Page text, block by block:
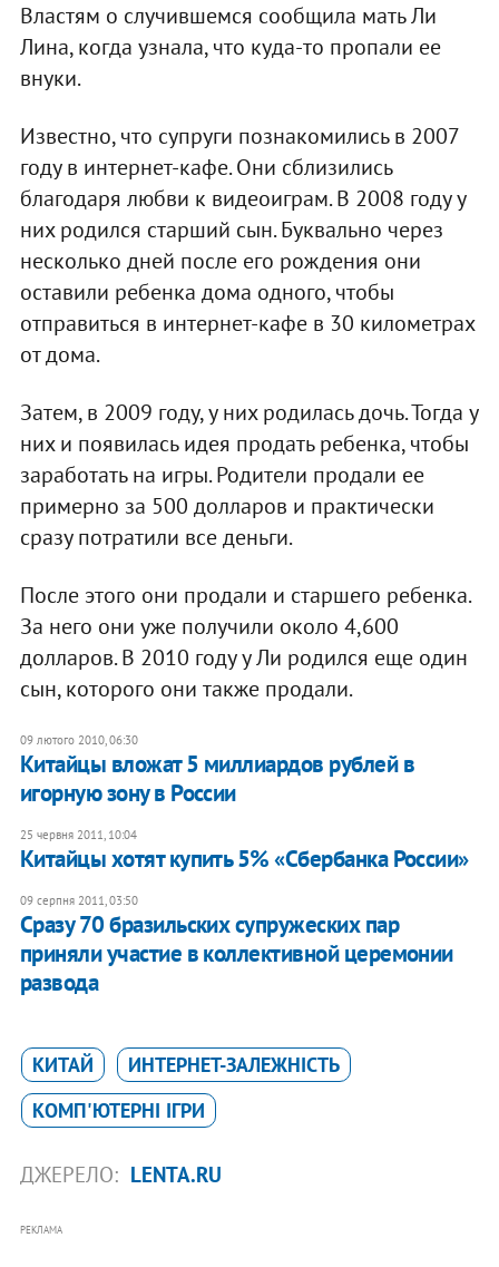
Властям о случившемся сообщила мать Ли
Лина, когда узнала, что куда-то пропали ее
внуки.
Известно, что супруги познакомились в 2007
году в интернет-кафе. Они сблизились
благодаря любви к видеоиграм. В 2008 году у
них родился старший сын. Буквально через
несколько дней после его рождения они
оставили ребенка дома одного, чтобы
отправиться в интернет-кафе в 30 километрах
от дома.
Затем, в 2009 году, у них родилась дочь. Тогда у
них и появилась идея продать ребенка, чтобы
заработать на игры. Родители продали ее
примерно за 500 долларов и практически
сразу потратили все деньги.
После этого они продали и старшего ребенка.
За него они уже получили около 4,600
долларов. В 2010 году у Ли родился еще один
сын, которого они также продали.
09 лютого 2010, 06:30
Китайцы вложат 5 миллиардов рублей в
игорную зону в России
25 червня 2011, 10:04
Китайцы хотят купить 5% «Сбербанка России»
09 серпня 2011, 03:50
Сразу 70 бразильских супружеских пар
приняли участие в коллективной церемонии
развода
КИТАЙ
ИНТЕРНЕТ-ЗАЛЕЖНІСТЬ
КОМП'ЮТЕРНІ ІГРИ
ДЖЕРЕЛО: LENTA.RU
РЕКЛАМА